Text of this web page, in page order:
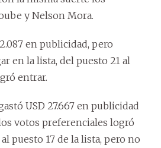
y Nelson Mora.
en publicidad, pero
en la lista, del puesto 21 al
entrar.
USD 27.667 en publicidad
votos preferenciales logró
puesto 17 de la lista, pero no